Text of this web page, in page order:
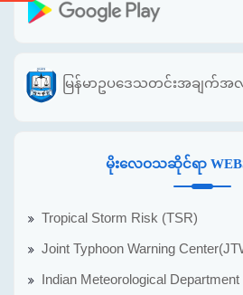
မြန်မာဥပဒေသတင်းအချက်
မိုးလေဝသဆိုင်ရာ
Tropical Storm Risk (TSR)
Joint Typhoon Warning
Indian Meteorological Department